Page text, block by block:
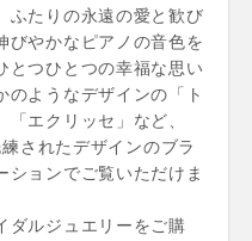
ふたりの永遠の愛と歓び
びやかなピアノの音色を
とつひとつの幸福な思い
のようなデザインの「ト
エクリッセ」など、
されたデザインのブラ
ションでご覧いただけま
ダルジュエリーをご購